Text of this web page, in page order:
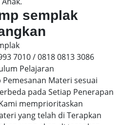
semplak
7010 / 0818 0813 3086
Pelajaran
Materi sesuai
pada Setiap Penerapan
memprioritaskan
yang telah di Terapkan